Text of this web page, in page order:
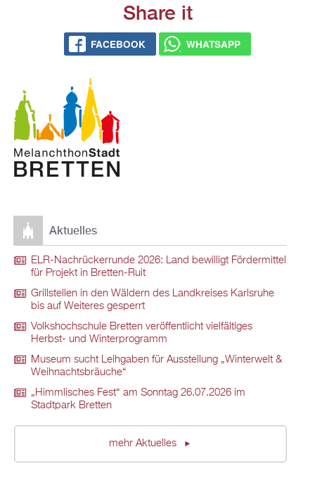
Share it
FACEBOOK WHATSAPP
Aktuelles
ELR-Nachrückerrunde 2026: Land bewilligt Fördermittel
für Projekt in Bretten-Ruit
Grillstellen in den Wäldern des Landkreises Karlsruhe
bis auf Weiteres gesperrt
Volkshochschule Bretten veröffentlicht vielfältiges
Herbst- und Winterprogramm
Museum sucht Leihgaben für Ausstellung „Winterwelt &
Weihnachtsbräuche“
„Himmlisches Fest“ am Sonntag 26.07.2026 im
Stadtpark Bretten
mehr Aktuelles